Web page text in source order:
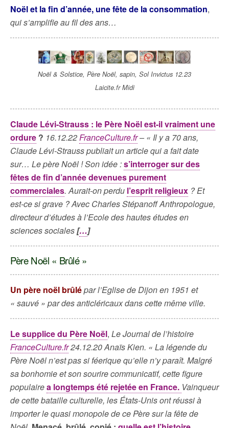
Noël et la fin d’année, une fête de la consommation,
qui s’amplifie au fil des ans…
Noël & Solstice, Père Noël, sapin, Sol Invictus 12.23
Laicite.fr Midi
Claude Lévi-Strauss : le Père Noël est-il vraiment une
ordure ? 16.12.22FranceCulture.fr– « Il y a 70 ans,
Claude Lévi-Strauss publiait un article qui a fait date
sur… Le père Noël ! Son idée :s’interroger sur des
fêtes de fin d’année devenues purement
commerciales. Aurait-on perdu l’esprit religieux ? Et
est-ce si grave ? Avec Charles Stépanoff Anthropologue,
directeur d’études à l’Ecole des hautes études en
sciences sociales[…]
Père Noël « Brûlé »
Un père noël brûlépar l’Eglise de Dijon en 1951 et
« sauvé » par des anticléricaux dans cette même ville.
Le supplice du Père Noël, Le Journal de l’histoire
FranceCulture.fr24.12.20 Anaïs Kien. « La légende du
Père Noël n’est pas si féerique qu’elle n’y paraît. Malgré
sa bonhomie et son sourire communicatif, cette figure
populairea longtemps été rejetée en France. Vainqueur
de cette bataille culturelle, les États-Unis ont réussi à
importer le quasi monopole de ce Père sur la fête de